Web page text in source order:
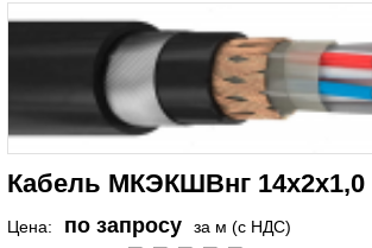
Кабель МКЭКШВнг 14х2х1,0
Цена: по запросу
за м (с НДС)